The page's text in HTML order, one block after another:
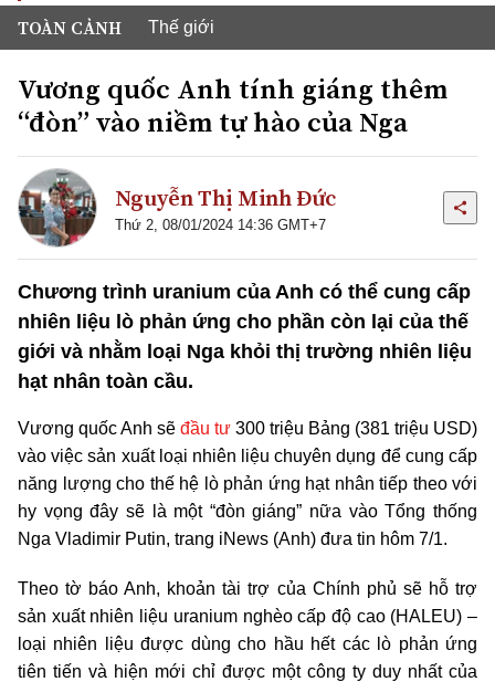
TOÀN CẢNH Thế giới
Vương quốc Anh tính giáng thêm
“đòn” vào niềm tự hào của Nga
Nguyễn Thị Minh Đức
Thứ 2, 08/01/2024 14:36 GMT+7
Chương trình uranium của Anh có thể cung cấp
nhiên liệu lò phản ứng cho phần còn lại của thế
giới và nhằm loại Nga khỏi thị trường nhiên liệu
hạt nhân toàn cầu.
Vương quốc Anh sẽ đầu tư 300 triệu Bảng (381 triệu USD)
vào việc sản xuất loại nhiên liệu chuyên dụng để cung cấp
năng lượng cho thế hệ lò phản ứng hạt nhân tiếp theo với
hy vọng đây sẽ là một “đòn giáng” nữa vào Tổng thống
Nga Vladimir Putin, trang iNews (Anh) đưa tin hôm 7/1.
Theo tờ báo Anh, khoản tài trợ của Chính phủ sẽ hỗ trợ
sản xuất nhiên liệu uranium nghèo cấp độ cao (HALEU) –
loại nhiên liệu được dùng cho hầu hết các lò phản ứng
tiên tiến và hiện mới chỉ được một công ty duy nhất của